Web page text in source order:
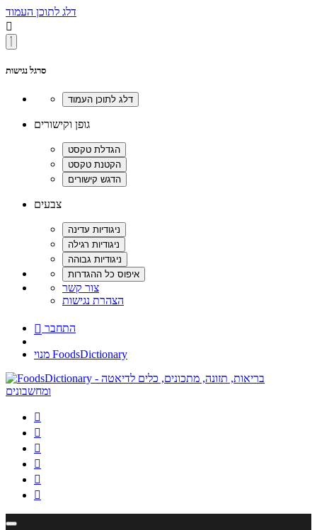
דלג לתוכן העמוד

סרגל נגישות
גופן וקישורים
צבעים
צור קשר
הצהרת נגישות
 התחבר
מנוי FoodsDictionary





